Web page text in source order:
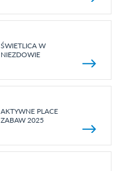
ŚWIETLICA W
NIEZDOWIE
AKTYWNE PLACE
ZABAW 2025